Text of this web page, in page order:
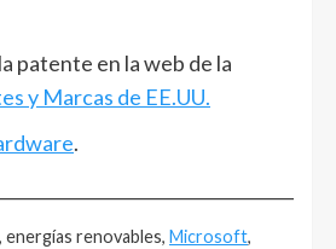
patente en la web de la
y Marcas de EE.UU.
.
, energías renovables, Microsoft,